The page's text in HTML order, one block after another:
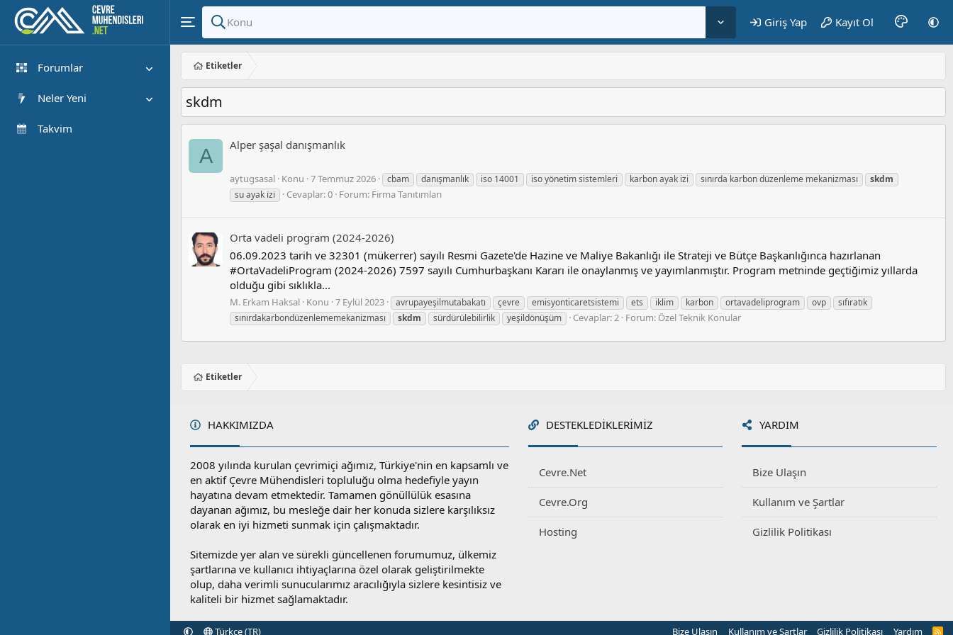
Forumlar
Yeni Mesajlar
Neler Yeni
Öne çıkan içerik
Takvim
Giriş Yap Kayıt Ol
Etiketler
skdm
A
Alper şaşal danışmanlık
aytugsasal Konu 7 Temmuz 2026 cbam danışmanlık iso 14001 iso yönetim sistemleri karbon ayak izi sınırda karbon düzenleme mekanizması
skdm
su ayak i̇zi̇
Cevaplar: 0 Forum: Firma Tanıtımları
Orta vadeli program (2024-2026)
06.09.2023 tarih ve 32301 (mükerrer) sayılı Resmi Gazete'de Hazine ve Maliye Bakanlığı ile Strateji ve Bütçe Başkanlığınca hazırlanan
#OrtaVadeliProgram (2024-2026) 7597 sayılı Cumhurbaşkanı Kararı ile onaylanmış ve yayımlanmıştır. Program metninde geçtiğimiz yıllarda
olduğu gibi sıklıkla...
M. Erkam Haksal Konu 7 Eylül 2023 avrupayeşilmutabakatı çevre emisyonticaretsistemi ets iklim karbon ortavadeliprogram ovp
sıfıratık
sınırdakarbondüzenlememekanizması
skdm sürdürülebilirlik yeşildönüşüm Cevaplar: 2 Forum: Özel Teknik Konular
Etiketler
HAKKIMIZDA
2008 yılında kurulan çevrimiçi ağımız, Türkiye'nin en kapsamlı ve
en aktif Çevre Mühendisleri topluluğu olma hedefiyle yayın
hayatına devam etmektedir. Tamamen gönüllülük esasına
dayanan ağımız, bu mesleğe dair her konuda sizlere karşılıksız
olarak en iyi hizmeti sunmak için çalışmaktadır.
Sitemizde yer alan ve sürekli güncellenen forumumuz, ülkemiz
şartlarına ve kullanıcı ihtiyaçlarına özel olarak geliştirilmekte
olup, daha verimli sunucularımız aracılığıyla sizlere kesintisiz ve
kaliteli bir hizmet sağlamaktadır.
DESTEKLEDIKLERIMIZ
Cevre.Net
Cevre.Org
Hosting
YARDIM
Bize Ulaşın
Kullanım ve Şartlar
Gizlilik Politikası
Türkçe (TR) Bize Ulaşın Kullanım ve Şartlar Gizlilik Politikası Yardım R